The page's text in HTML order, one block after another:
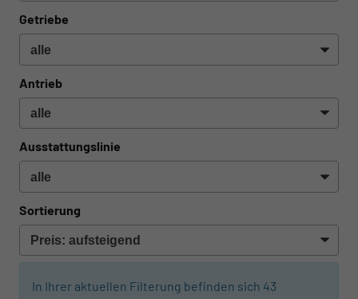
Getriebe
Antrieb
Ausstattungslinie
Sortierung
In Ihrer aktuellen Filterung befinden sich 43